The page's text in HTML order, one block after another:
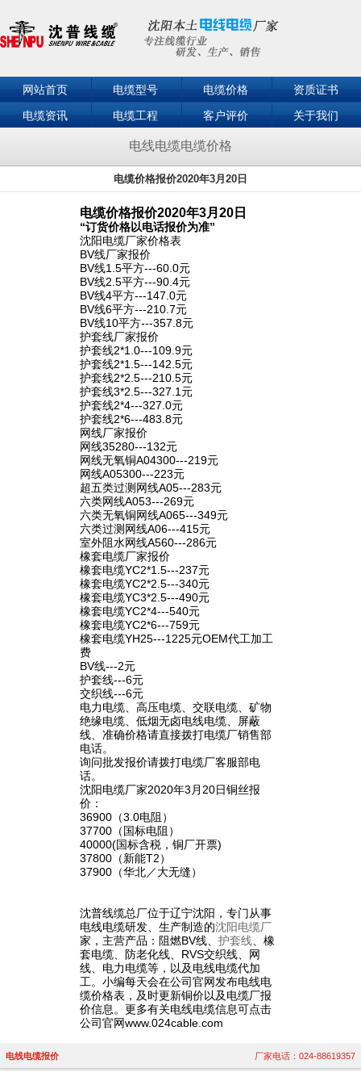
网站首页 电缆型号 电缆价格
资质证书
电缆资讯
电缆工程 客户评价
关于我们
电线电缆电缆价格
电缆价格报价2020年3月20日
电缆价格报价2020年3月20日
“订货价格以电话报价为准”
沈阳电缆厂家价格表
BV线厂家报价
BV线1.5平方---60.0元
BV线2.5平方---90.4元
BV线4平方---147.0元
BV线6平方---210.7元
BV线10平方---357.8元
护套线厂家报价
护套线2*1.0---109.9元
护套线2*1.5---142.5元
护套线2*2.5---210.5元
护套线3*2.5---327.1元
护套线2*4---327.0元
护套线2*6---483.8元
网线厂家报价
网线35280---132元
网线无氧铜A04300---219元
网线A05300---223元
超五类过测网线A05---283元
六类网线A053---269元
六类无氧铜网线A065---349元
六类过测网线A06---415元
室外阻水网线A560---286元
橡套电缆厂家报价
橡套电缆YC2*1.5---237元
橡套电缆YC2*2.5---340元
橡套电缆YC3*2.5---490元
橡套电缆YC2*4---540元
橡套电缆YC2*6---759元
橡套电缆YH25---1225元OEM代工加工
费
BV线---2元
护套线---6元
交织线---6元
电力电缆、高压电缆、交联电缆、矿物
绝缘电缆、低烟无卤电线电缆、屏蔽
线、准确价格请直接拨打电缆厂销售部
电话。
询问批发报价请拨打电缆厂客服部电
话。
沈阳电缆厂家2020年3月20日铜丝报
价：
36900（3.0电阻）
37700（国标电阻）
40000(国标含税，铜厂开票)
37800（新能T2）
37900（华北／大无缝）
沈普线缆总厂位于辽宁沈阳，专门从事
电线电缆研发、生产制造的沈阳电缆厂
家，主营产品：阻燃BV线、 护套线 、橡
套电缆、防老化线、RVS交织线、网
线、电力电缆等，以及电线电缆代加
工。小编每天会在公司官网发布电线电
缆价格表，及时更新铜价以及电缆厂报
价信息。更多有关电线电缆信息可点击
公司官网www.024cable.com
电线电缆报价 厂家电话：024-88619357